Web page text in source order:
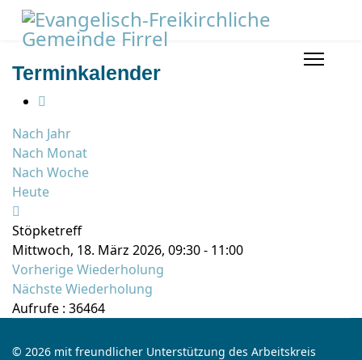
Terminkalender
Nach Jahr
Nach Monat
Nach Woche
Heute
Stöpketreff
Mittwoch, 18. März 2026, 09:30 - 11:00
Vorherige Wiederholung
Nächste Wiederholung
Aufrufe : 36464
© 2026 mit freundlicher Unterstützung des Arbeitskreis